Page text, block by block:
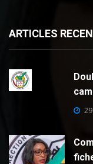
ARTICLES